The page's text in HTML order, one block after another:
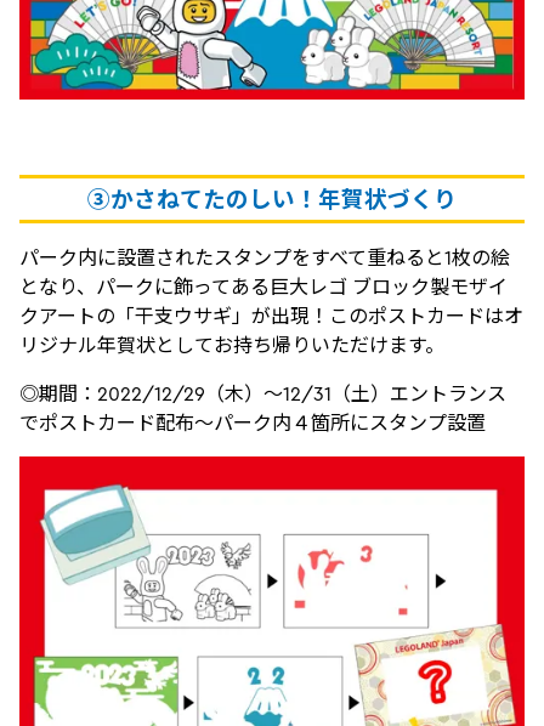
③かさねてたのしい！年賀状づくり
パーク内に設置されたスタンプをすべて重ねると1枚の絵
となり、パークに飾ってある巨大レゴ ブロック製モザイ
クアートの「干支ウサギ」が出現！このポストカードはオ
リジナル年賀状としてお持ち帰りいただけます。
◎期間：2022/12/29（木）～12/31（土）エントランス
でポストカード配布～パーク内４箇所にスタンプ設置